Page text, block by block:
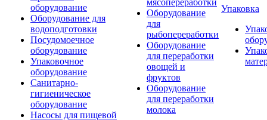
оборудование
Оборудование для
водоподготовки
Посудомоечное
оборудование
Упаковочное
оборудование
Санитарно-
гигиеническое
оборудование
Насосы для пищевой
мясопереработки
Оборудование
для
рыбопереработки
Оборудование
для переработки
овощей и
фруктов
Оборудование
для переработки
молока
Упаковка